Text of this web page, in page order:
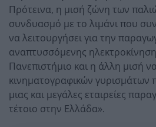
Πρότεινα, η μισή ζώνη των
συνδυασμό με το λιμάνι που
να λειτουργήσει για την
αναπτυσσόμενης
Πανεπιστήμιο και η άλλη μισή
κινηματογραφικών γυρισμάτων
μιας και μεγάλες εταιρείες
τέτοιο στην Ελλάδα».